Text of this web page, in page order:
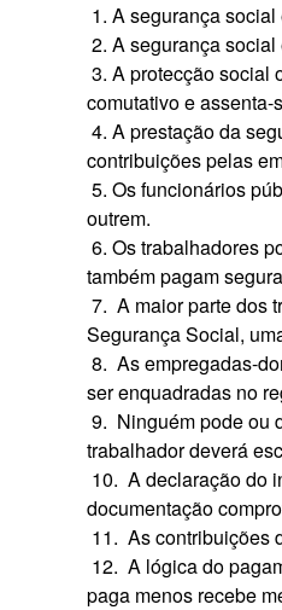
1. A segurança
2. A segurança
3. A protecção social
comutativo e
4. A prestação da
contribuições pelas
5. Os funcionários
outrem.
6. Os trabalhadores
também pagam
7. A maior parte dos
Segurança Social,
8. As empregadas-
ser enquadradas no
9. Ninguém pode ou
trabalhador deverá
10. A declaração do
documentação
11. As contribuições
12. A lógica do
paga menos recebe